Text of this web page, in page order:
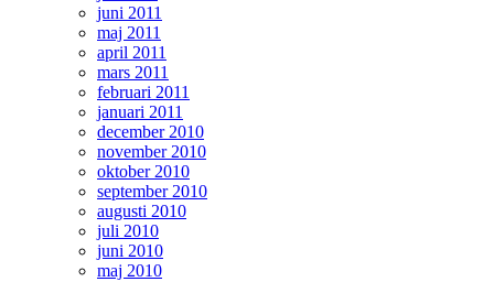
juni 2011
maj 2011
april 2011
mars 2011
februari 2011
januari 2011
december 2010
november 2010
oktober 2010
september 2010
augusti 2010
juli 2010
juni 2010
maj 2010